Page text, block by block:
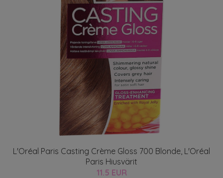
L'Oréal Paris Casting Crème Gloss 700 Blonde, L'Oréal
Paris Hiusvärit
11.5 EUR